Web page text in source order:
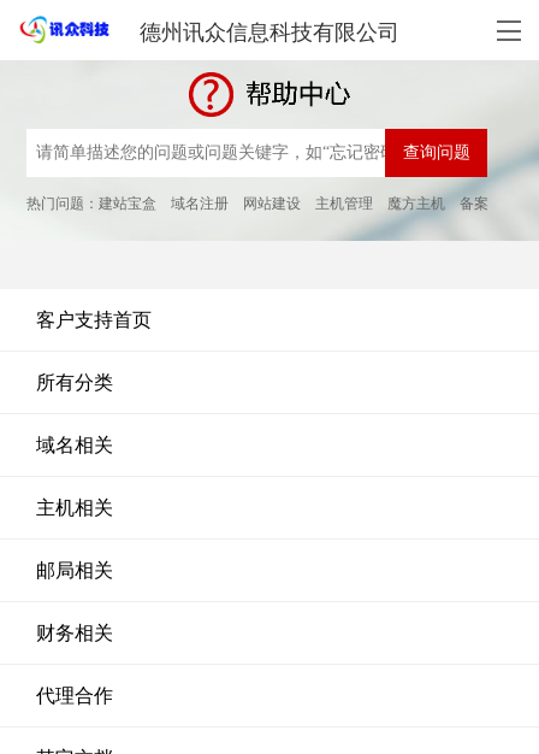
德州讯众信息科技有限公司
热门问题：建站宝盒 域名注册 网站建设 主机管理 魔方主机 备案
客户支持首页
所有分类
域名相关
主机相关
邮局相关
财务相关
代理合作